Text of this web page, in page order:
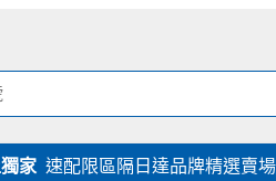
家 速配限區隔日達品牌精選賣